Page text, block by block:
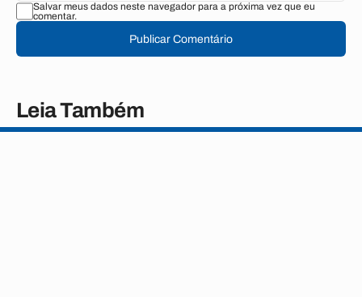
Salvar meus dados neste navegador para a próxima vez que eu
comentar.
Publicar Comentário
Leia Também